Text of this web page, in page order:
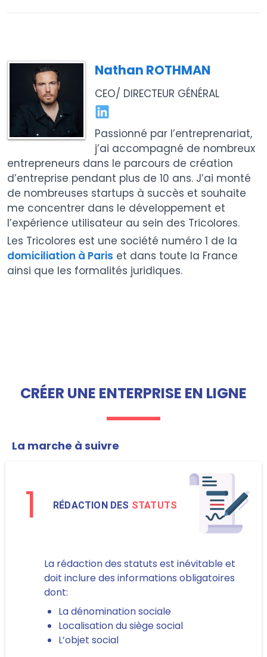
Nathan ROTHMAN
CEO/ DIRECTEUR GÉNÉRAL
Passionné par l’entreprenariat,
j’ai accompagné de nombreux
entrepreneurs dans le parcours de création
d’entreprise pendant plus de 10 ans. J’ai monté
de nombreuses startups à succès et souhaite
me concentrer dans le développement et
l’expérience utilisateur au sein des Tricolores.
Les Tricolores est une société numéro 1 de la
domiciliation à Paris et dans toute la France
ainsi que les formalités juridiques.
CRÉER UNE ENTERPRISE EN LIGNE
La marche à suivre
1 RÉDACTION DES STATUTS
La rédaction des statuts est inévitable et
doit inclure des informations obligatoires
dont:
La dénomination sociale
Localisation du siège social
L’objet social